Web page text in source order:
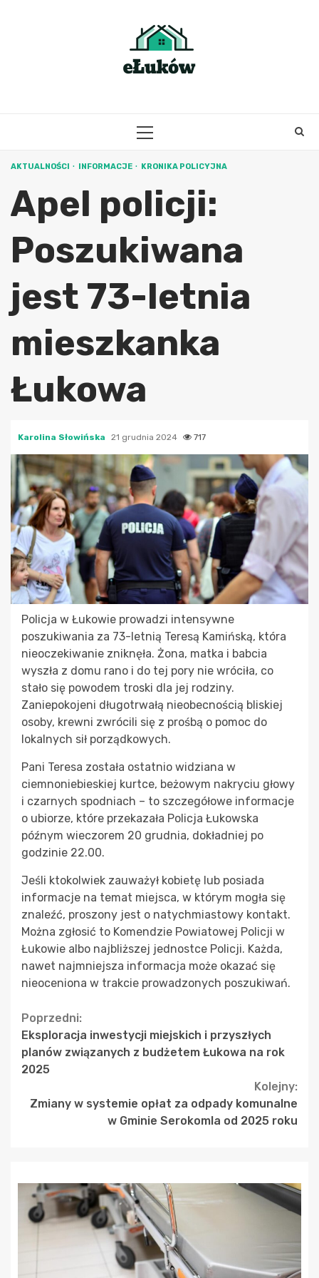
PRIMARY
AKTUALNOŚCI INFORMACJE KRONIKA POLICYJNA
Apel policji:
Poszukiwana
jest 73-letnia
mieszkanka
Łukowa
Karolina Słowińska 21 grudnia 2024 717
Policja w Łukowie prowadzi intensywne
poszukiwania za 73-letnią Teresą Kamińską, która
nieoczekiwanie zniknęła. Żona, matka i babcia
wyszła z domu rano i do tej pory nie wróciła, co
stało się powodem troski dla jej rodziny.
Zaniepokojeni długotrwałą nieobecnością bliskiej
osoby, krewni zwrócili się z prośbą o pomoc do
lokalnych sił porządkowych.
Pani Teresa została ostatnio widziana w
ciemnoniebieskiej kurtce, beżowym nakryciu głowy
i czarnych spodniach – to szczegółowe informacje
o ubiorze, które przekazała Policja Łukowska
późnym wieczorem 20 grudnia, dokładniej po
godzinie 22.00.
Jeśli ktokolwiek zauważył kobietę lub posiada
informacje na temat miejsca, w którym mogła się
znaleźć, proszony jest o natychmiastowy kontakt.
Można zgłosić to Komendzie Powiatowej Policji w
Łukowie albo najbliższej jednostce Policji. Każda,
nawet najmniejsza informacja może okazać się
nieoceniona w trakcie prowadzonych poszukiwań.
Continue
Reading
Poprzedni:
Eksploracja inwestycji miejskich i przyszłych
planów związanych z budżetem Łukowa na rok
2025
Kolejny:
Zmiany w systemie opłat za odpady komunalne
w Gminie Serokomla od 2025 roku